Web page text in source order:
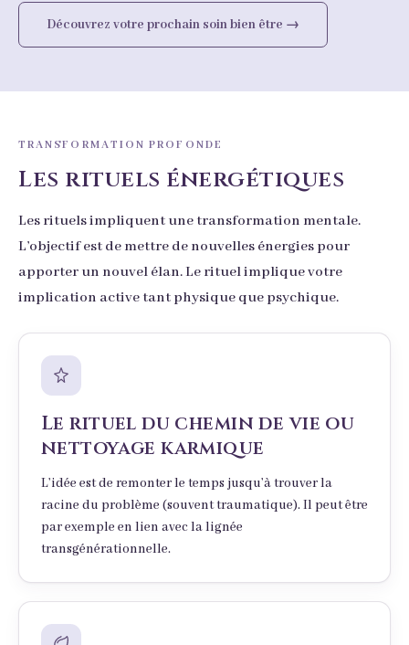
Découvrez votre prochain soin bien être →
TRANSFORMATION PROFONDE
Les rituels énergétiques
Les rituels impliquent une transformation mentale.
L’objectif est de mettre de nouvelles énergies pour
apporter un nouvel élan. Le rituel implique votre
implication active tant physique que psychique.
Le rituel du chemin de vie ou
nettoyage karmique
L’idée est de remonter le temps jusqu’à trouver la
racine du problème (souvent traumatique). Il peut être
par exemple en lien avec la lignée
transgénérationnelle.